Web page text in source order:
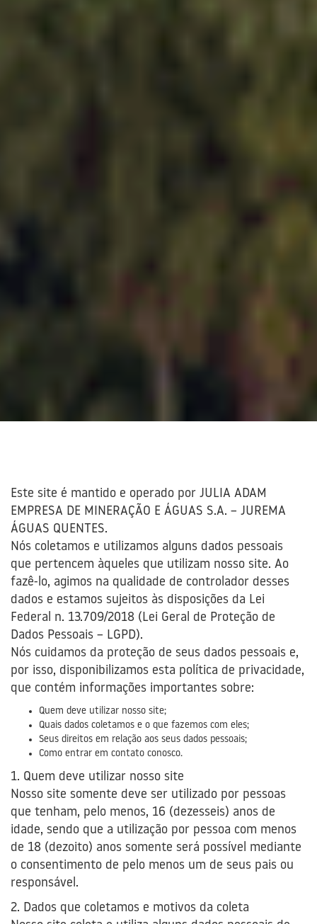
Este site é mantido e operado por JULIA ADAM
EMPRESA DE MINERAÇÃO E ÁGUAS S.A. – JUREMA
ÁGUAS QUENTES.
Nós coletamos e utilizamos alguns dados pessoais
que pertencem àqueles que utilizam nosso site. Ao
fazê-lo, agimos na qualidade de controlador desses
dados e estamos sujeitos às disposições da Lei
Federal n. 13.709/2018 (Lei Geral de Proteção de
Dados Pessoais – LGPD).
Nós cuidamos da proteção de seus dados pessoais e,
por isso, disponibilizamos esta política de privacidade,
que contém informações importantes sobre:
Quem deve utilizar nosso site;
Quais dados coletamos e o que fazemos com eles;
Seus direitos em relação aos seus dados pessoais;
Como entrar em contato conosco.
1. Quem deve utilizar nosso site
Nosso site somente deve ser utilizado por pessoas
que tenham, pelo menos, 16 (dezesseis) anos de
idade, sendo que a utilização por pessoa com menos
de 18 (dezoito) anos somente será possível mediante
o consentimento de pelo menos um de seus pais ou
responsável.
2. Dados que coletamos e motivos da coleta